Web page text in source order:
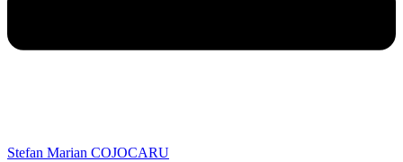
Stefan Marian COJOCARU